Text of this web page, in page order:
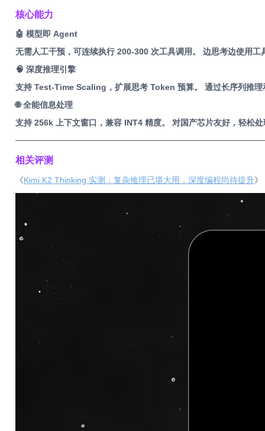
核心能力
🤖 模型即 Agent
无需人工干预，可连续执行 200-300 次工具调用。 边思考边使用
🧠 深度推理引擎
支持 Test-Time Scaling，扩展思考 Token 预算。 通过长序列推
🌐 全能信息处理
支持 256k 上下文窗口，兼容 INT4 精度。 对国产芯片友好，轻松
────────────────────────────────
相关评测
《Kimi K2 Thinking 实测：复杂推理已堪大用，深度编程尚待提升》